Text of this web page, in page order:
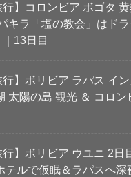
行】コロンビア ボゴタ
キラ「塩の教会」はド
13日目
行】ボリビア ラパス イ
太陽の島 観光 ＆ コロン
行】ボリビア ウユニ 2日
テルで仮眠＆ラパスへ深